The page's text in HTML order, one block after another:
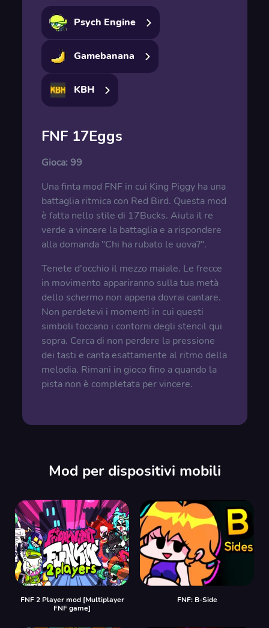
Psych Engine
Gamebanana
KBH
FNF 17Eggs
Gioca: 99
Una finta mod FNF in cui King Piggy ha una
battaglia ritmica con Red Bird. Questa mod
è fatta nello stile di 17Bucks. Aiuta il re
verde a vincere la battaglia e a rispondere
alla domanda "Chi ha rubato le uova?".
Tenete d'occhio il mezzo maiale. Le frecce
in movimento appariranno sulla tua metà
dello schermo non appena dovrai cantare.
Non perdetevi i momenti in cui questi
simboli toccano i contorni degli stencil qui
sopra. Cerca di non perdere la pressione
dei tasti e canta esattamente al ritmo della
melodia. Rimani in gioco fino a quando la
pista non è completata per vincere.
Mod per dispositivi mobili
FNF 2 Player mod [Multiplayer
FNF game]
FNF: B-Side